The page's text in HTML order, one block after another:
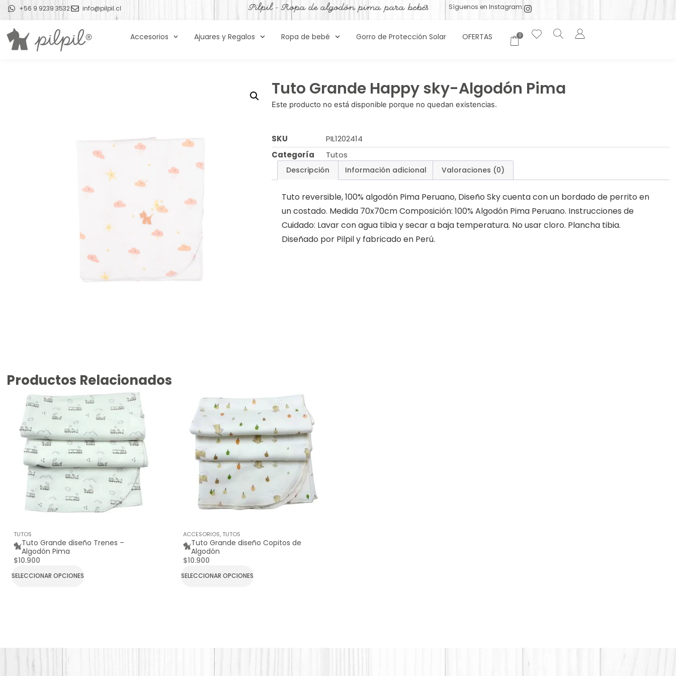
+56 9 9239 3532 info@pilpil.cl Pilpil - Ropa de algodón pima para bebés Síguenos en Instagram:
Accesorios Ajuares y Regalos Ropa de bebé Gorro de Protección Solar OFERTAS 0
Tuto Grande Happy sky-Algodón Pima
Este producto no está disponible porque no quedan existencias.
SKU
PIL1202414
Categoría
Tutos
Descripción Información adicional Valoraciones (0)
Tuto reversible, 100% algodón Pima Peruano, Diseño Sky cuenta con un bordado de perrito en
un costado. Medida 70x70cm Composición: 100% Algodón Pima Peruano. Instrucciones de
Cuidado: Lavar con agua tibia y secar a baja temperatura. No usar cloro. Plancha tibia.
Diseñado por Pilpil y fabricado en Perú.
Productos Relacionados
TUTOS
Tuto Grande diseño Trenes –
Algodón Pima
$10.900
SELECCIONAR OPCIONES
ACCESORIOS, TUTOS
Tuto Grande diseño Copitos de
Algodón
$10.900
SELECCIONAR OPCIONES